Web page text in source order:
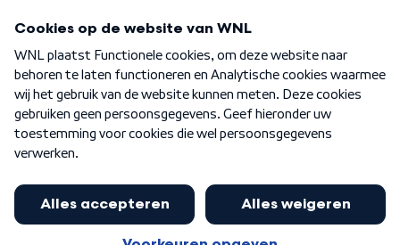
Nieuwsbrief
Word Lid